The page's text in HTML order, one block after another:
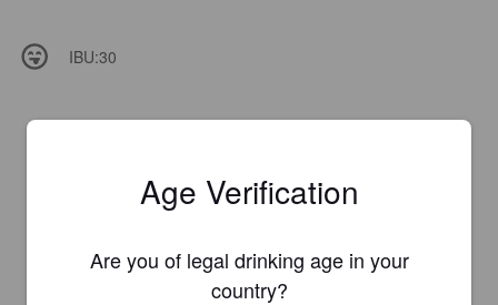
IBU:30
Age Verification
Are you of legal drinking age in your
country?